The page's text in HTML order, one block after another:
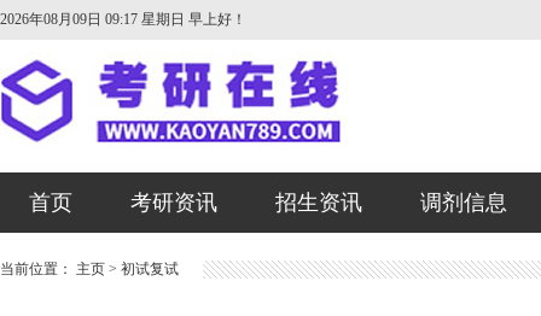
2026年08月09日 09:17 星期日 早上好！
首页 考研资讯 招生资讯 调剂信息
当前位置： 主页 > 初试复试